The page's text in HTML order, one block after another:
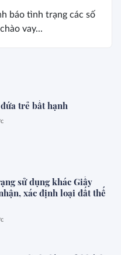
báo tình trạng các số
vay...
trẻ bất hạnh
sử dụng khác Giấy
xác định loại đất thế